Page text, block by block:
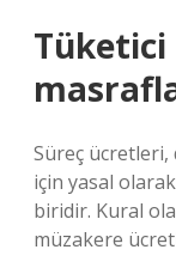
Tüketici
Süreç ücretleri,
için yasal
biridir. Kural
müzakere